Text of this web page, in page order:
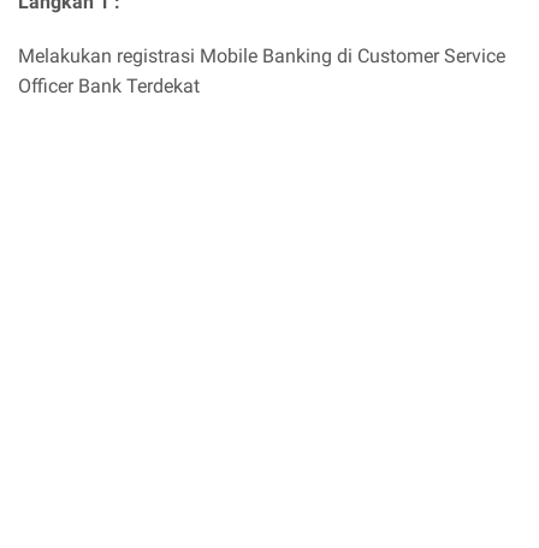
Melakukan registrasi Mobile Banking di Customer Service
Officer Bank Terdekat